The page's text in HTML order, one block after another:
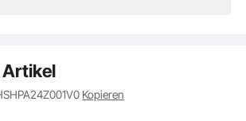
Artikel
Kopieren